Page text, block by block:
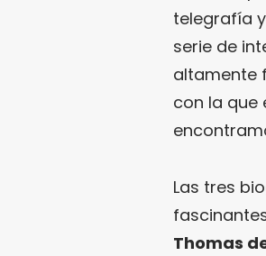
telegrafía
serie de
altamente
con la que
Las tres
Thomas